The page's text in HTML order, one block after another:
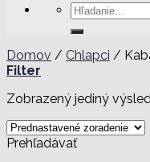
Hľadať:
Domov / Chlapci /
Filter
Zobrazený jediný
Prehľadávať